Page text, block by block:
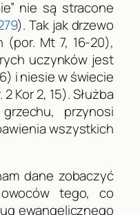
nie są stracone
). Tak jak drzewo
(por. Mt7, 16-20),
uczynków jest
i niesie w świecie
2Kor2, 15). Służba
przynosi
wszystkich
dane zobaczyć
tego, co
ewangelicznego